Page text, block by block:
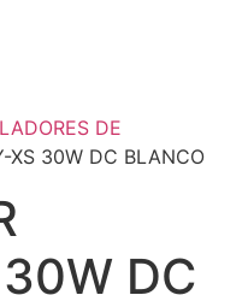
DE
XS 30W DC BLANCO
DC